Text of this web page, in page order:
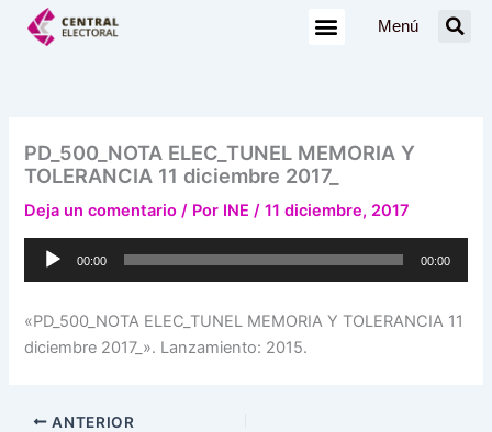
Menú
PD_500_NOTA ELEC_TUNEL MEMORIA Y
TOLERANCIA 11 diciembre 2017_
Deja un comentario / Por INE/11 diciembre, 2017
Reproductor
00:00 00:00
«PD_500_NOTA ELEC_TUNEL MEMORIA Y TOLERANCIA 11
diciembre 2017_». Lanzamiento: 2015.
ANTERIOR